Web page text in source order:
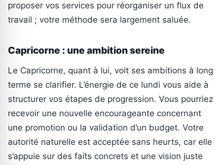
proposer vos services pour réorganiser un flux de
travail ; votre méthode sera largement saluée.
Capricorne : une ambition sereine
Le Capricorne, quant à lui, voit ses ambitions à long
terme se clarifier. L’énergie de ce lundi vous aide à
structurer vos étapes de progression. Vous pourriez
recevoir une nouvelle encourageante concernant
une promotion ou la validation d’un budget. Votre
autorité naturelle est acceptée sans heurts, car elle
s’appuie sur des faits concrets et une vision juste